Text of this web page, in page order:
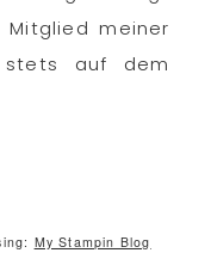
meiner
auf dem
My Stampin Blog